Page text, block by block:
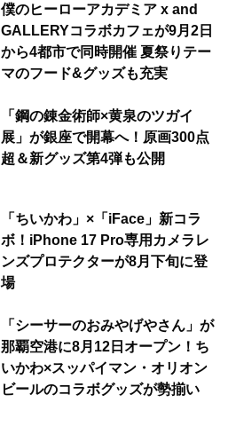
僕のヒーローアカデミア x and
GALLERYコラボカフェが9月2日
から4都市で同時開催 夏祭りテー
マのフード&グッズも充実
「鋼の錬金術師×黄泉のツガイ
展」が銀座で開幕へ！原画300点
超＆新グッズ第4弾も公開
「ちいかわ」×「iFace」新コラ
ボ！iPhone 17 Pro専用カメラレ
ンズプロテクターが8月下旬に登
場
「シーサーのおみやげやさん」が
那覇空港に8月12日オープン！ち
いかわ×スッパイマン・オリオン
ビールのコラボグッズが勢揃い